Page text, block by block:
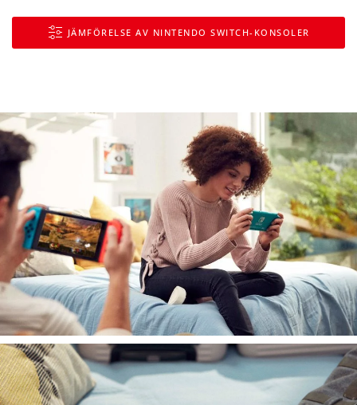
JÄMFÖRELSE AV NINTENDO SWITCH-KONSOLER